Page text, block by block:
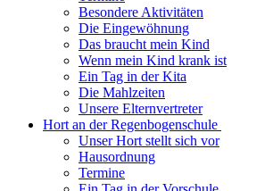
Besondere Aktivitäten
Die Eingewöhnung
Das braucht mein Kind
Wenn mein Kind krank ist
Ein Tag in der Kita
Die Mahlzeiten
Unsere Elternvertreter
Hort an der Regenbogenschule
Unser Hort stellt sich vor
Hausordnung
Termine